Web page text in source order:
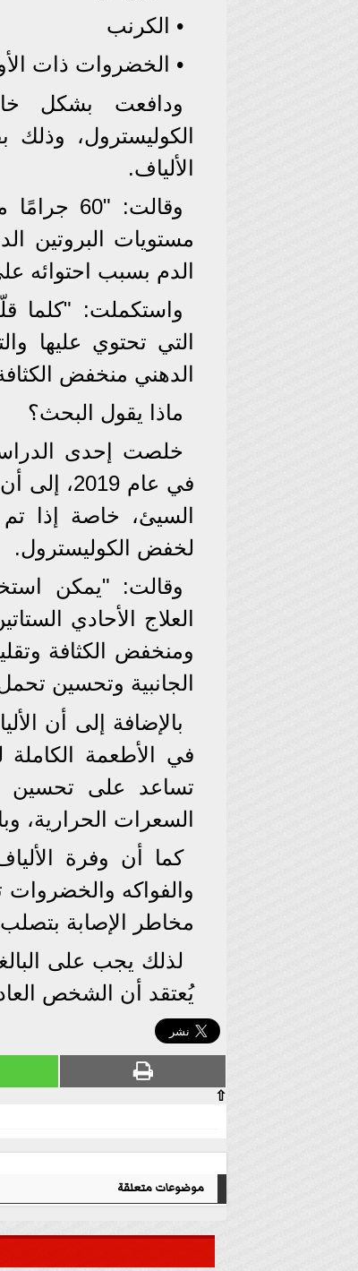
• الكرنب
• الخضروات ذات
ودافعت بشكل
الكوليسترول،
الألياف.
وقالت:
مستويات البروتين
الدم بسبب احتوائه
واستكملت: "كلما
التي تحتوي عليها
الدهني منخفض
ماذا يقول البحث؟
في عام
السيئ، خاصة إذا
لخفض الكوليسترول.
وقالت: "يمكن
العلاج الأحادي
ومنخفض الكثافة
الجانبية وتحسين
بالإضافة إلى أن
في الأطعمة الكاملة
تساعد على تحسين
السعرات الحرارية،
كما أن وفرة
والفواكه والخضروات
مخاطر الإصابة
يُعتقد أن الشخص العادي يأكل
⇧
موضوعات متعلقة